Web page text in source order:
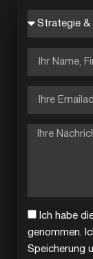
Ich habe
genommen.
Speicherung